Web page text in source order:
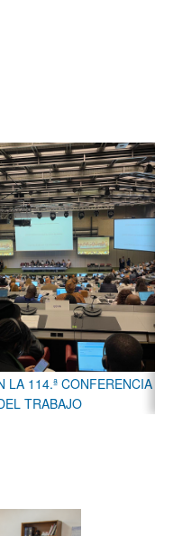
LA 114.ª CONFERENCIA
TRABAJO